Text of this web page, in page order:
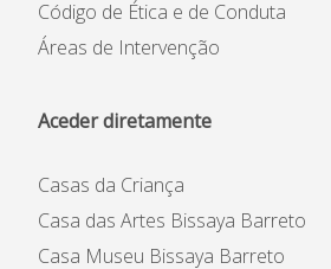
Código de Ética e de Conduta
Áreas de Intervenção
Aceder diretamente
Casas da Criança
Casa das Artes Bissaya Barreto
Casa Museu Bissaya Barreto